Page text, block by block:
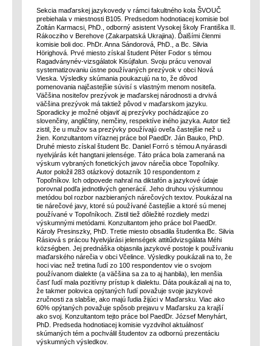
Sekcia maďarskej jazykovedy v rámci fakultného kola ŠVOUČ
prebiehala v miestnosti B105. Predsedom hodnotiacej komisie bol
Zoltán Karmacsi, PhD., odborný asistent Vysokej školy Františka II.
Rákocziho v Berehove (Zakarpatská Ukrajina). Ďalšími členmi
komisie boli doc. PhDr. Anna Sándorová, PhD., a Bc. Silvia
Hörighová. Prvé miesto získal študent Péter Fodor s témou
Ragadványnév-vizsgálatok Kisújfalun. Svoju prácu venoval
systematizovaniu ústne používaných prezývok v obci Nová
Vieska. Výsledky skúmania poukazujú na to, že dôvod
pomenovania najčastejšie súvisí s vlastným menom nositeľa.
Väčšina nositeľov prezývok je maďarskej národnosti a drvivá
väčšina prezývok má taktiež pôvod v maďarskom jazyku.
Sporadicky je možné objaviť aj prezývky pochádzajúce zo
slovenčiny, angličtiny, nemčiny, respektíve iného jazyka. Autor tiež
zistil, že u mužov sa prezývky používajú oveľa častejšie než u
žien. Konzultantom víťaznej práce bol PaedDr. Ján Bauko, PhD.
Druhé miesto získal študent Bc. Daniel Forró s témou A nyárasdi
nyelvjárás két hangtani jelensége. Táto práca bola zameraná na
výskum vybraných fonetických javov nárečia obce Topoľníky.
Autor položil 283 otázkový dotazník 10 respondentom z
Topoľníkov. Ich odpovede nahral na diktafón a jazykové údaje
porovnal podľa jednotlivých generácií. Jeho druhou výskumnou
metódou bol rozbor nazbieraných nárečových textov. Poukázal na
tie nárečové javy, ktoré sú používané častejšie a ktoré sú menej
používané v Topoľníkoch. Zistil tiež dôležité rozdiely medzi
výskumnými metódami. Konzultantom jeho práce bol PaedDr.
Károly Presinszky, PhD. Tretie miesto obsadila študentka Bc. Silvia
Rásiová s prácou Nyelvjárási jelenségek attitűdvizsgálata Méhi
községben. Jej prednáška objasnila jazykové postoje k používaniu
maďarského nárečia v obci Včelince. Výsledky poukázali na to, že
hoci viac než tretina ľudí zo 100 respondentov vie o svojom
používanom dialekte (a väčšina sa za to aj hanbila), len menšia
časť ľudí mala pozitívny prístup k dialektu. Dáta poukázali aj na to,
že takmer polovica opýtaných ľudí považuje svoje jazykové
zručnosti za slabšie, ako majú ľudia žijúci v Maďarsku. Viac ako
60% opýtaných považuje spôsob prejavu v Maďarsku za krajší
ako svoj. Konzultantom tejto práce bol PaedDr. József Menyhárt,
PhD. Predseda hodnotiacej komisie vyzdvihol aktuálnosť
skúmaných tém a pochválil študentov za odbornú prezentáciu
výskumných výsledkov.